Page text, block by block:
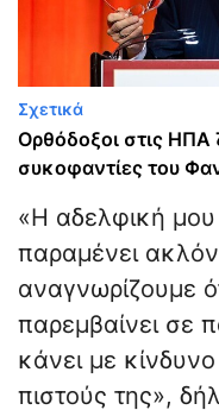
Σχετικά
Ορθόδοξοι στις ΗΠΑ
συκοφαντίες του
«Η αδελφική
παραμένει
αναγνωρίζουμε
παρεμβαίνει σε
κάνει με κίνδυνο
πιστούς της»,